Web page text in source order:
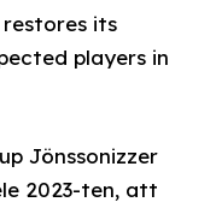
restores its
players in
Jönssonizzer
2023-ten, att